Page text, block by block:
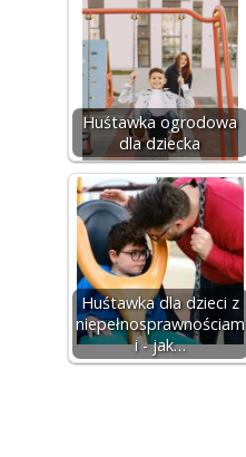
Huśtawka ogrodowa
dla dziecka
Huśtawka dla dzieci z
niepełnosprawnościam
i - jak…